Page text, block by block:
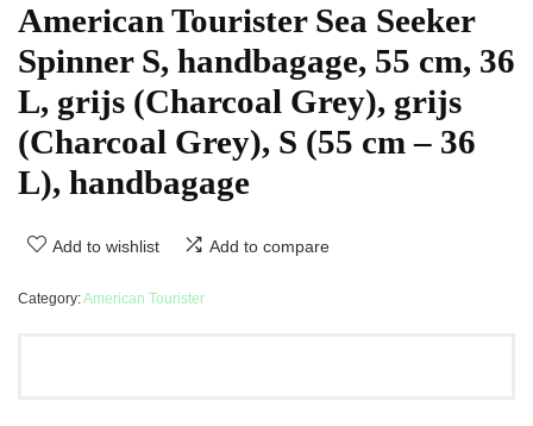
American Tourister Sea Seeker
Spinner S, handbagage, 55 cm, 36
L, grijs (Charcoal Grey), grijs
(Charcoal Grey), S (55 cm – 36
L), handbagage
Add to wishlist Add to compare
Category:American Tourister